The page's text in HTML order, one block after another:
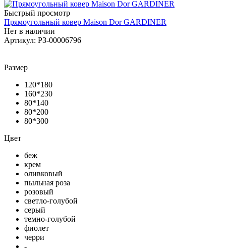
Быстрый просмотр
Прямоугольный ковер Maison Dor GARDINER
Нет в наличии
Артикул: РЗ-00006796
Размер
120*180
160*230
80*140
80*200
80*300
Цвет
беж
крем
оливковый
пыльная роза
розовый
светло-голубой
серый
темно-голубой
фиолет
черри
-